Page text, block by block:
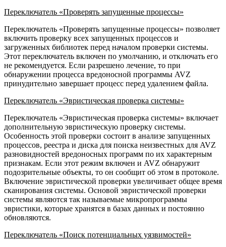
Переключатель «Проверять запущенные процессы»
Переключатель «Проверять запущенные процессы» позволяет
включить проверку всех запущенных процессов и
загруженных библиотек перед началом проверки системы.
Этот переключатель включен по умолчанию, и отключать его
не рекомендуется. Если разрешено лечение, то при
обнаружении процесса вредоносной программы AVZ
принудительно завершает процесс перед удалением файла.
Переключатель «Эвристическая проверка системы»
Переключатель «Эвристическая проверка системы» включает
дополнительную эвристическую проверку системы.
Особенность этой проверки состоит в анализе запущенных
процессов, реестра и диска для поиска неизвестных для AVZ
разновидностей вредоносных программ по их характерным
признакам. Если этот режим включен и AVZ обнаружит
подозрительные объекты, то он сообщит об этом в протоколе.
Включение эвристической проверки увеличивает общее время
сканирования системы. Основой эвристической проверки
системы являются так называемые микропрограммы
эвристики, которые хранятся в базах данных и постоянно
обновляются.
Переключатель «Поиск потенциальных уязвимостей»